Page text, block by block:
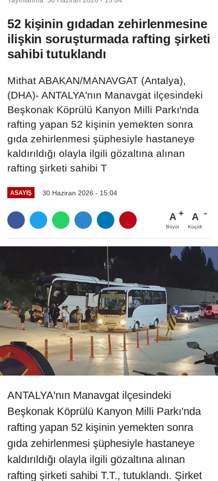
52 kişinin gıdadan zehirlenmesine
ilişkin soruşturmada rafting şirketi
sahibi tutuklandı
Mithat ABAKAN/MANAVGAT (Antalya),
(DHA)- ANTALYA'nın Manavgat ilçesindeki
Beşkonak Köprülü Kanyon Milli Parkı'nda
rafting yapan 52 kişinin yemekten sonra
gıda zehirlenmesi şüphesiyle hastaneye
kaldırıldığı olayla ilgili gözaltına alınan
rafting şirketi sahibi T
ASAYIŞ 30 Haziran 2026 - 15:04
A
Büyüt
A
Küçült
ANTALYA'nın Manavgat ilçesindeki
Beşkonak Köprülü Kanyon Milli Parkı'nda
rafting yapan 52 kişinin yemekten sonra
gıda zehirlenmesi şüphesiyle hastaneye
kaldırıldığı olayla ilgili gözaltına alınan
rafting şirketi sahibi T.T., tutuklandı. Şirket